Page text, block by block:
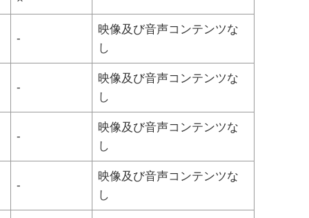
-
映像及び音声コンテンツな
し
-
映像及び音声コンテンツな
し
-
映像及び音声コンテンツな
し
-
映像及び音声コンテンツな
し